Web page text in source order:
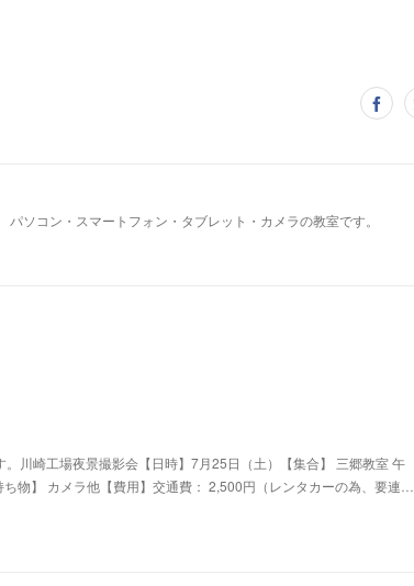
ソコン・スマートフォン・タブレット・カメラの教室です。
川崎工場夜景撮影会【日時】7月25日（土）【集合】 三郷教室 午
物】 カメラ他【費用】交通費： 2,500円（レンタカーの為、要連…